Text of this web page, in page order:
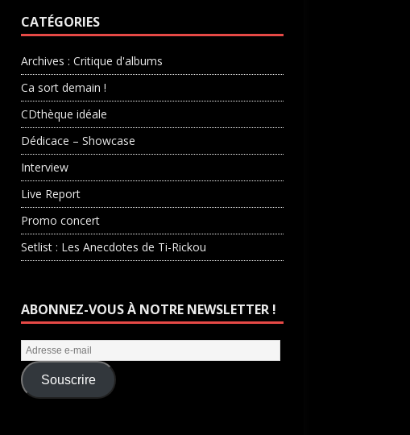
CATÉGORIES
Archives : Critique d'albums
Ca sort demain !
CDthèque idéale
Dédicace – Showcase
Interview
Live Report
Promo concert
Setlist : Les Anecdotes de Ti-Rickou
ABONNEZ-VOUS À NOTRE NEWSLETTER !
Souscrire